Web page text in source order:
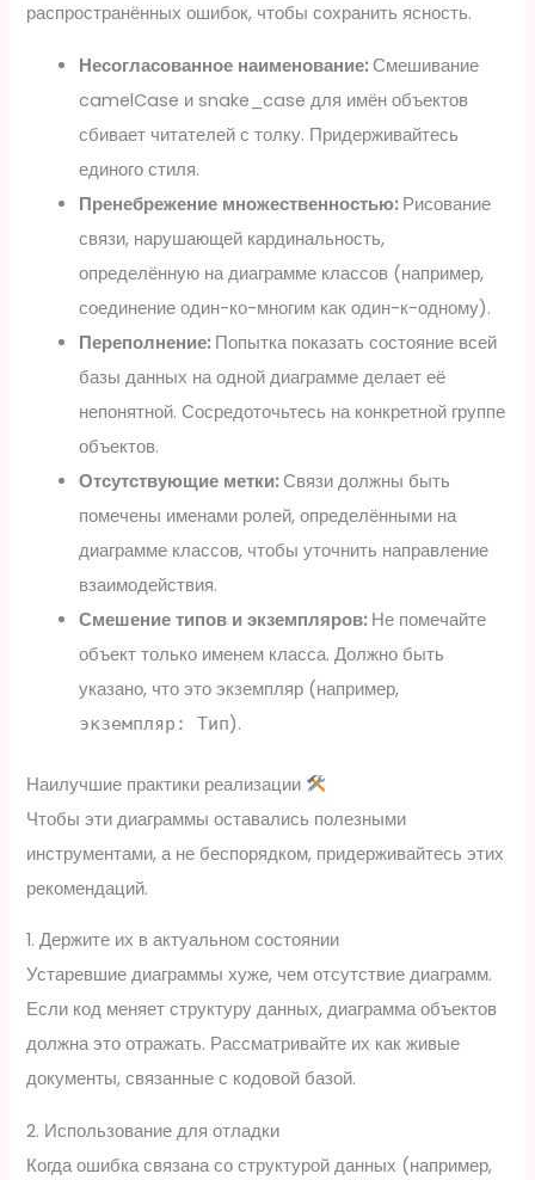
распространённых ошибок, чтобы сохранить ясность.
Несогласованное наименование:Смешивание
camelCase и snake_case для имён объектов
сбивает читателей с толку. Придерживайтесь
единого стиля.
Пренебрежение множественностью:Рисование
связи, нарушающей кардинальность,
определённую на диаграмме классов (например,
соединение один-ко-многим как один-к-одному).
Переполнение:Попытка показать состояние всей
базы данных на одной диаграмме делает её
непонятной. Сосредоточьтесь на конкретной группе
объектов.
Отсутствующие метки:Связи должны быть
помечены именами ролей, определёнными на
диаграмме классов, чтобы уточнить направление
взаимодействия.
Смешение типов и экземпляров:Не помечайте
объект только именем класса. Должно быть
указано, что это экземпляр (например,
экземпляр: Тип).
Наилучшие практики реализации
Чтобы эти диаграммы оставались полезными
инструментами, а не беспорядком, придерживайтесь этих
рекомендаций.
1. Держите их в актуальном состоянии
Устаревшие диаграммы хуже, чем отсутствие диаграмм.
Если код меняет структуру данных, диаграмма объектов
должна это отражать. Рассматривайте их как живые
документы, связанные с кодовой базой.
2. Использование для отладки
Когда ошибка связана со структурой данных (например,